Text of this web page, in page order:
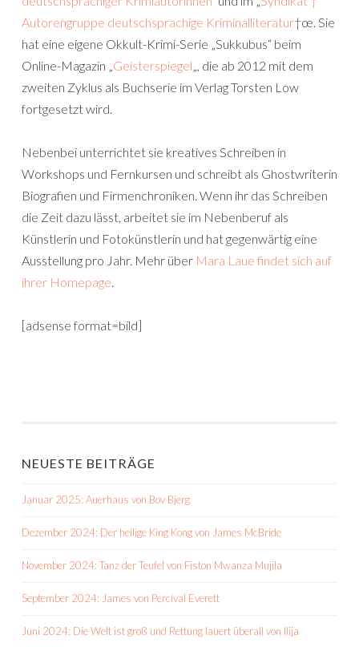
Autorengruppe deutschsprachige Kriminalliteratur†œ. Sie
hat eine eigene Okkult-Krimi-Serie „Sukkubus“ beim
Online-Magazin „Geisterspiegel„, die ab 2012 mit dem
zweiten Zyklus als Buchserie im Verlag Torsten Low
fortgesetzt wird.
Nebenbei unterrichtet sie kreatives Schreiben in
Workshops und Fernkursen und schreibt als Ghostwriterin
Biografien und Firmenchroniken. Wenn ihr das Schreiben
die Zeit dazu lässt, arbeitet sie im Nebenberuf als
Künstlerin und Fotokünstlerin und hat gegenwärtig eine
Ausstellung pro Jahr. Mehr über Mara Laue findet sich auf
ihrer Homepage.
[adsense format=bild]
NEUESTE BEITRÄGE
Januar 2025: Auerhaus von Bov Bjerg
Dezember 2024: Der heilige King Kong von James McBride
November 2024: Tanz der Teufel von Fiston Mwanza Mujila
September 2024: James von Percival Everett
Juni 2024: Die Welt ist groß und Rettung lauert überall von Ilija